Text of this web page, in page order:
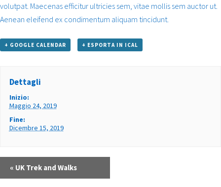
volutpat. Maecenas efficitur ultricies sem, vitae mollis sem auctor ut.
Aenean eleifend ex condimentum aliquam tincidunt.
+ GOOGLE CALENDAR + ESPORTA IN ICAL
Dettagli
Inizio:
Maggio 24, 2019
Fine:
Dicembre 15, 2019
« UK Trek and Walks